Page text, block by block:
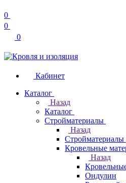
0
0
0
Кабинет
Каталог
Назад
Каталог
Стройматериалы
Назад
Стройматериалы
Кровельные
Назад
Ондулин